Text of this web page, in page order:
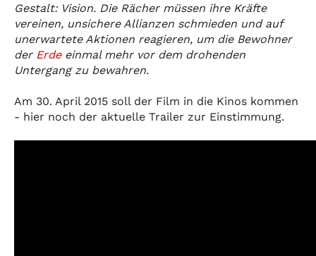
Gestalt: Vision. Die Rächer müssen ihre Kräfte
vereinen, unsichere Allianzen schmieden und auf
unerwartete Aktionen reagieren, um die Bewohner
der Erdeeinmal mehr vor dem drohenden
Untergang zu bewahren.
Am 30. April 2015 soll der Film in die Kinos kommen
- hier noch der aktuelle Trailer zur Einstimmung.